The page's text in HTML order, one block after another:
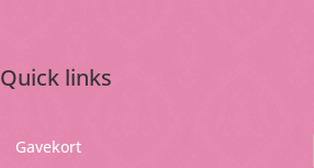
Quick links
Gavekort